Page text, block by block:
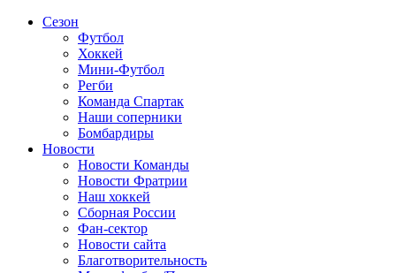
Сезон
Футбол
Хоккей
Мини-Футбол
Регби
Команда Спартак
Наши соперники
Бомбардиры
Новости
Новости Команды
Новости Фратрии
Наш хоккей
Сборная России
Фан-cектор
Новости сайта
Благотворительность